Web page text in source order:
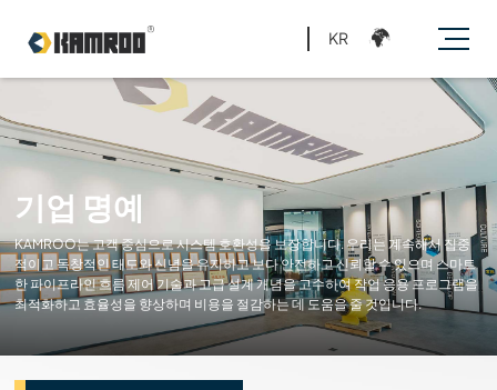
KR
기업 명예
KAMROO는 고객 중심으로 시스템 호환성을 보장합니다. 우리는 계속해서 집중
적이고 독창적인 태도와 신념을 유지하고 보다 안전하고 신뢰할 수 있으며 스마트
한 파이프라인 흐름 제어 기술과 고급 설계 개념을 고수하여 작업 응용 프로그램을
최적화하고 효율성을 향상하며 비용을 절감하는 데 도움을 줄 것입니다.